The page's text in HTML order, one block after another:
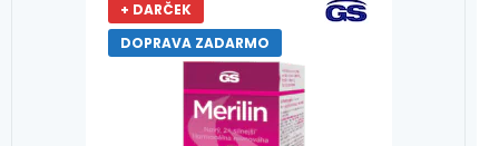
+ DARČEK
DOPRAVA ZADARMO